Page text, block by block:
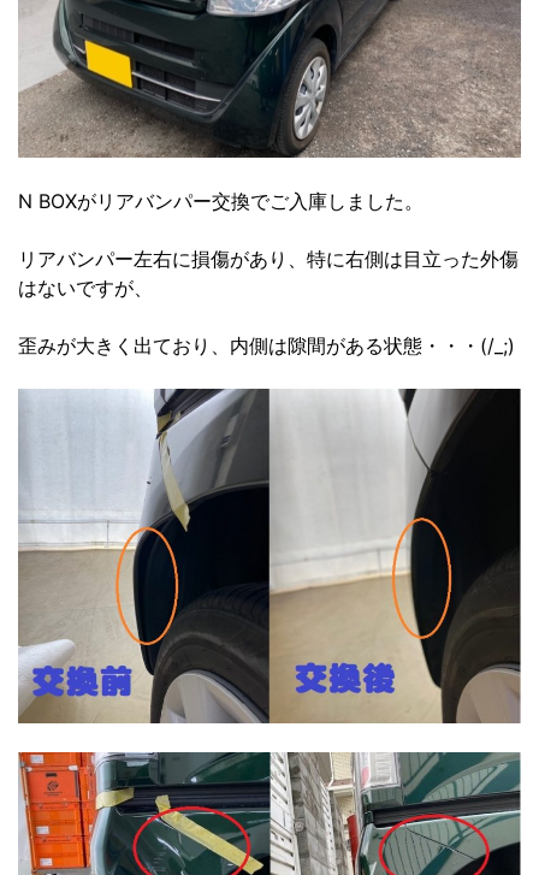
N BOXがリアバンパー交換でご入庫しました。
リアバンパー左右に損傷があり、特に右側は目立った外傷
はないですが、
歪みが大きく出ており、内側は隙間がある状態・・・(/_;)